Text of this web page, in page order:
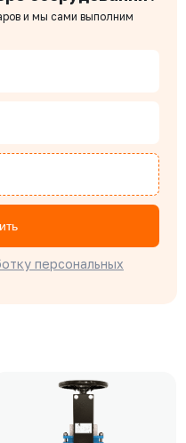
и мы сами выполним
персональных